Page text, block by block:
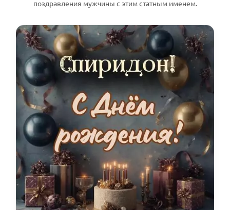
поздравления мужчины с этим статным именем.